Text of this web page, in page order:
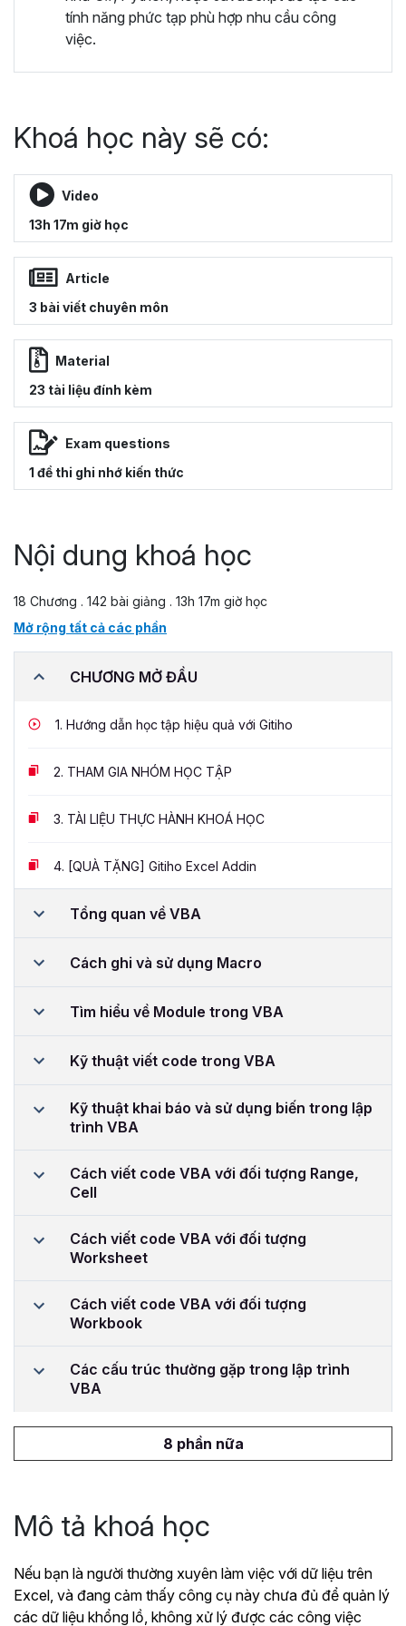
tính năng phức tạp phù hợp nhu cầu công
việc.
Khoá học này sẽ có:
Video
13h 17m giờ học
Article
3 bài viết chuyên môn
Material
23 tài liệu đính kèm
Exam questions
1 đề thi ghi nhớ kiến thức
Nội dung khoá học
18 Chương . 142 bài giảng . 13h 17m giờ học
Mở rộng tất cả các phần
CHƯƠNG MỞ ĐẦU
1. Hướng dẫn học tập hiệu quả với Gitiho
2. THAM GIA NHÓM HỌC TẬP
3. TÀI LIỆU THỰC HÀNH KHOÁ HỌC
4. [QUÀ TẶNG] Gitiho Excel Addin
Tổng quan về VBA
Cách ghi và sử dụng Macro
Tìm hiểu về Module trong VBA
Kỹ thuật viết code trong VBA
Kỹ thuật khai báo và sử dụng biến trong lập
trình VBA
Cách viết code VBA với đối tượng Range,
Cell
Cách viết code VBA với đối tượng
Worksheet
Cách viết code VBA với đối tượng
Workbook
Các cấu trúc thường gặp trong lập trình
VBA
8 phần nữa
Mô tả khoá học
Nếu bạn là người thường xuyên làm việc với dữ liệu trên
Excel, và đang cảm thấy công cụ này chưa đủ để quản lý
các dữ liệu khổng lồ, không xử lý được các công việc